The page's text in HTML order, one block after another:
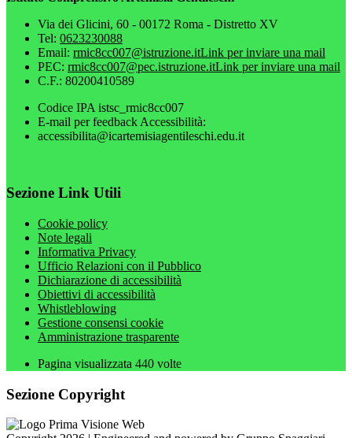
Via dei Glicini, 60 - 00172 Roma - Distretto XV
Tel: 0623230088
Email: rmic8cc007@istruzione.itLink per inviare una mail
PEC: rmic8cc007@pec.istruzione.itLink per inviare una mail
C.F.: 80200410589
Codice IPA istsc_rmic8cc007
E-mail per feedback Accessibilità:
accessibilita@icartemisiagentileschi.edu.it
Sezione Link Utili
Cookie policy
Note legali
Informativa Privacy
Ufficio Relazioni con il Pubblico
Dichiarazione di accessibilità
Obiettivi di accessibilità
Whistleblowing
Gestione consensi cookie
Amministrazione trasparente
Pagina visualizzata 440 volte
Sezione Copyright